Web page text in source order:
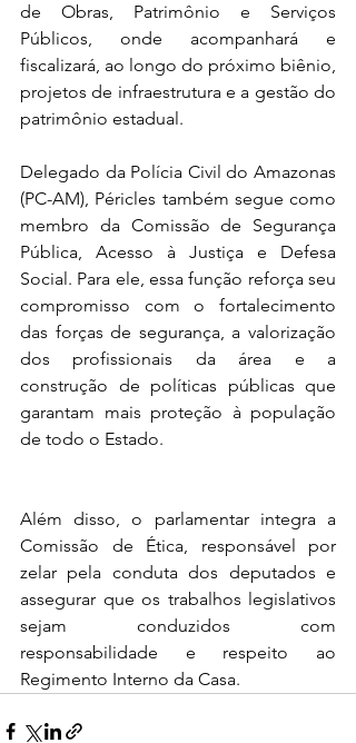
de Obras, Patrimônio e Serviços
Públicos, onde acompanhará e
fiscalizará, ao longo do próximo biênio,
projetos de infraestrutura e a gestão do
patrimônio estadual.
Delegado da Polícia Civil do Amazonas
(PC-AM), Péricles também segue como
membro da Comissão de Segurança
Pública, Acesso à Justiça e Defesa
Social. Para ele, essa função reforça seu
compromisso com o fortalecimento
das forças de segurança, a valorização
dos profissionais da área e a
construção de políticas públicas que
garantam mais proteção à população
de todo o Estado.
Além disso, o parlamentar integra a
Comissão de Ética, responsável por
zelar pela conduta dos deputados e
assegurar que os trabalhos legislativos
sejam conduzidos com
responsabilidade e respeito ao
Regimento Interno da Casa.